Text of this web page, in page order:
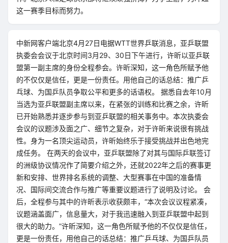
这一赛季目标而努力。
中新网客户端北京4月27日电据WTT世界乒联消息，亚乒联盟
执委会会议于北京时间3月29、30日下午进行，许昕以亚乒联
盟第一副主席的身份全程参会。许昕深知，这一角色所赋予他
的不仅仅是信任，更是一份责任。用他自己的话总结：推广乒
乓球、为国乒队员争取公平和更多的话语权。 据悉自去年10月
当选为亚乒联盟副主席以来，在紧张的训练和比赛之余，许昕
已开始熟悉并逐步参与到亚乒联盟的相关事务中。本次执委会
会议的议题涉及面之广、细节之复杂，对于许昕来说很有挑战
性。身为一名顶尖运动员，许昕始终乐于接受挑战并出色地完
成任务。 在两天的会议中，亚乒联盟除了对其与国际乒联签订
的洲级协议情况作了简要介绍之外，还就2022年之后的赛事更
新和安排、世界排名系统的调整、大型赛事在中国的准备情
况、国际间交流合作与推广等重要议题进行了说明及讨论。 会
后，全程参与其中的许昕表示收获颇丰，“本次会议议程紧凑，
议题涵盖面广，信息量大，对于我迅速融入到亚乒联盟中起到
很大的助力。”许昕深知，这一角色所赋予他的不仅仅是信任，
更是一份责任，用他自己的话总结：推广乒乓球、为国乒队员